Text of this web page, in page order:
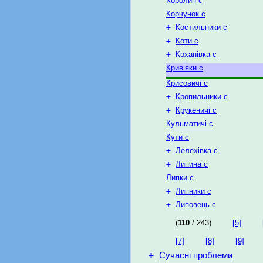
Корчунок с
+
Костильники с
+
Коти с
+
Коханівка с
Крив’яки с
Крисовичі с
+
Кропильники с
+
Крукеничі с
Кульматичі с
Кути с
+ Лелехівка с
+ Липина с
Липки с
+ Липники с
+ Липовець с
(110 / 243) [5]
[7] [8] [9]
+ Сучасні проблеми